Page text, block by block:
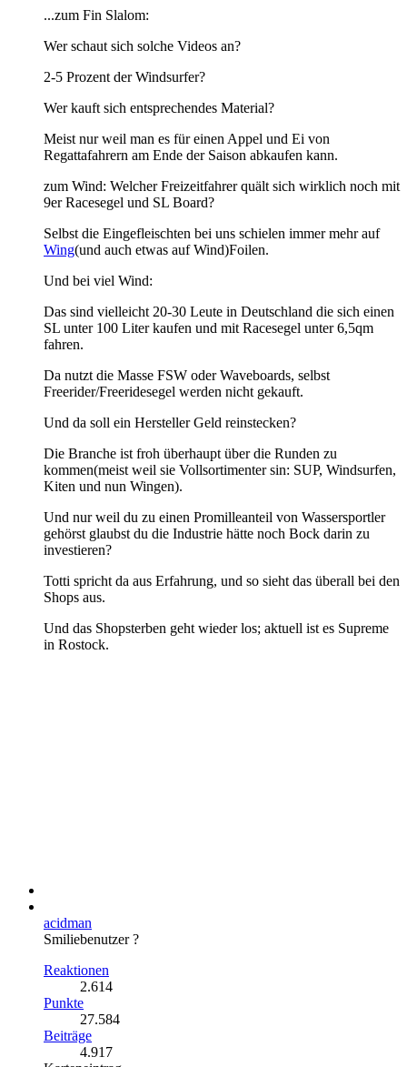
...zum Fin Slalom:
Wer schaut sich solche Videos an?
2-5 Prozent der Windsurfer?
Wer kauft sich entsprechendes Material?
Meist nur weil man es für einen Appel und Ei von
Regattafahrern am Ende der Saison abkaufen kann.
zum Wind: Welcher Freizeitfahrer quält sich wirklich noch mit
9er Racesegel und SL Board?
Selbst die Eingefleischten bei uns schielen immer mehr auf
Wing(und auch etwas auf Wind)Foilen.
Und bei viel Wind:
Das sind vielleicht 20-30 Leute in Deutschland die sich einen
SL unter 100 Liter kaufen und mit Racesegel unter 6,5qm
fahren.
Da nutzt die Masse FSW oder Waveboards, selbst
Freerider/Freeridesegel werden nicht gekauft.
Und da soll ein Hersteller Geld reinstecken?
Die Branche ist froh überhaupt über die Runden zu
kommen(meist weil sie Vollsortimenter sin: SUP, Windsurfen,
Kiten und nun Wingen).
Und nur weil du zu einen Promilleanteil von Wassersportler
gehörst glaubst du die Industrie hätte noch Bock darin zu
investieren?
Totti spricht da aus Erfahrung, und so sieht das überall bei den
Shops aus.
Und das Shopsterben geht wieder los; aktuell ist es Supreme
in Rostock.
acidman
Smiliebenutzer ?
Reaktionen
2.614
Punkte
27.584
Beiträge
4.917